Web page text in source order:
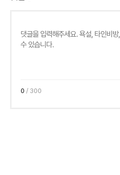
0 / 300